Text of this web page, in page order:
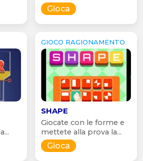
Gioca
GIOCO RAGIONAMENTO
SHAPE
Giocate con le forme e
mettete alla prova la...
Gioca